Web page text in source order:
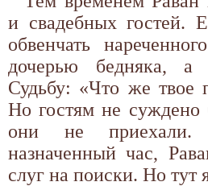
и свадебных гостей.
обвенчать
дочерью бедняка, а
Судьбу: «Что же твое
Но гостям не суждено
они не приехали.
назначенный час,
слуг на поиски. Но тут